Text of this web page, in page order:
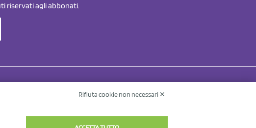
riservati agli abbonati.
Contatti
Rifiuta cookie non necessari ✕